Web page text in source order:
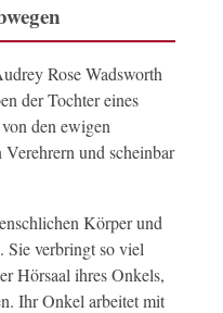
Rose Wadsworth
der Tochter eines
den ewigen
und scheinbar
Körper und
verbringt so viel
Hörsaal ihres Onkels,
Ihr Onkel arbeitet mit